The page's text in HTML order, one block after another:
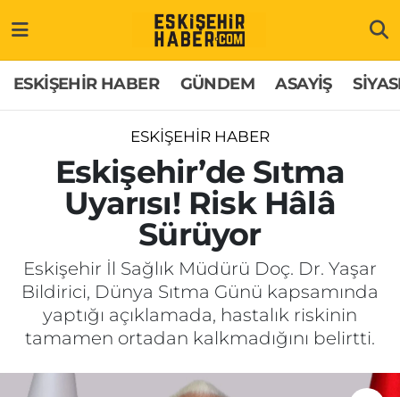
ESKİŞEHİR HABER GÜNDEM ASAYİŞ
ESKİŞEHİR HABER
Eskişehir’de Sıtma
Uyarısı! Risk Hâlâ
Sürüyor
Eskişehir İl Sağlık Müdürü Doç. Dr. Yaşar
Bildirici, Dünya Sıtma Günü kapsamında
yaptığı açıklamada, hastalık riskinin
tamamen ortadan kalkmadığını belirtti.
GÜNDEM
ASAYİŞ
SİYASET
SAĞLIK
EĞİTİM
SPOR
Hakkımızda
İletişim
Künye
Odunpazarı Trafik Yoğunluk Haritası
Süper Lig Puan Durumu ve Fikstür
Tüm Manşetler
Son Dakika Haberleri
Haber Arşivi